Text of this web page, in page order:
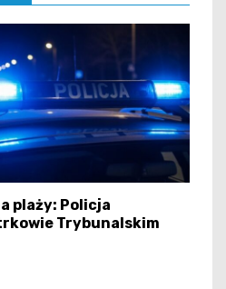
plaży: Policja
Trybunalskim